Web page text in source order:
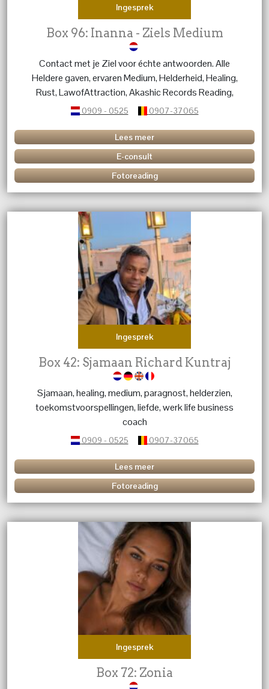
Ingesprek
Box 96: Inanna - Ziels Medium
Contact met je Ziel voor échte antwoorden. Alle
Heldere gaven, ervaren Medium, Helderheid, Healing,
Rust, LawofAttraction, Akashic Records Reading,
Zelfvertrouwen, Spirituele groei, Verandering.
0909 - 0525 0907-37065
Lees meer
E-consult
Fotoreading
Ingesprek
Box 42: Sjamaan Richard Kuntraj
Sjamaan, healing, medium, paragnost, helderzien,
toekomstvoorspellingen, liefde, werk life business
coach
0909 - 0525 0907-37065
Lees meer
Fotoreading
Ingesprek
Box 72: Zonia